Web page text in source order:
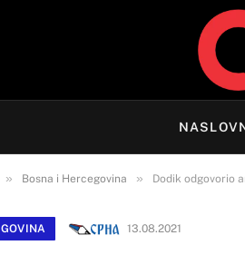
» Bosna i Hercegovina » Dodik odgovorio
13.08.2021